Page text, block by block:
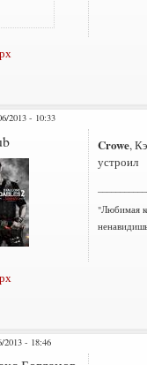
2013 - 10:33
Crowe,
устроил
"Любимая
2013 - 18:46